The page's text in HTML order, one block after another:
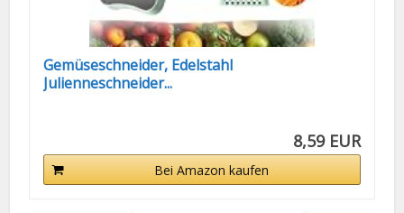
Gemüseschneider, Edelstahl
Julienneschneider...
8,59 EUR
Bei Amazon kaufen